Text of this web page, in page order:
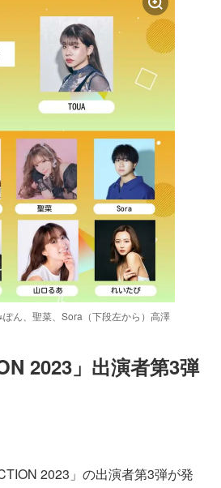
ん、聖菜、Sora（下段左から）高澤
2023」出演者第3弾
2023」の出演者第3弾が発